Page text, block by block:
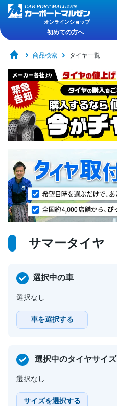
オンラインショップ
初めての方へ
商品検索 タイヤ一覧
サマータイヤ
選択中の車
選択なし
車を選択する
選択中のタイヤサイズ
選択なし
サイズを選択する